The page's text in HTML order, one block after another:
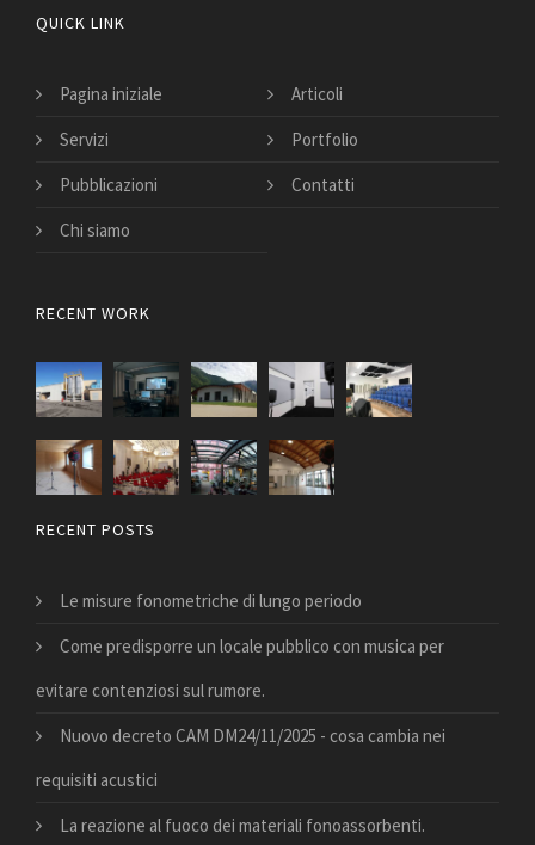
QUICK LINK
Pagina iniziale
Articoli
Servizi
Portfolio
Pubblicazioni
Contatti
Chi siamo
RECENT WORK
RECENT POSTS
Le misure fonometriche di lungo periodo
Come predisporre un locale pubblico con musica per
evitare contenziosi sul rumore.
Nuovo decreto CAM DM24/11/2025 - cosa cambia nei
requisiti acustici
La reazione al fuoco dei materiali fonoassorbenti.